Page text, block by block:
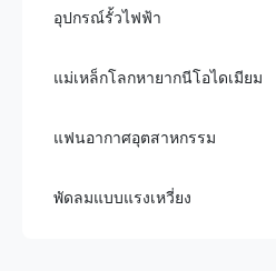
อุปกรณ์รั้วไฟฟ้า
แม่เหล็กโลกหายากนีโอไดเมียม
แฟนอากาศอุตสาหกรรม
พัดลมแบบแรงเหวี่ยง